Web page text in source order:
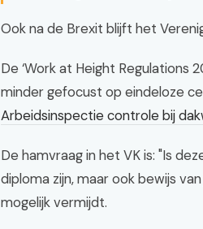
Ook na de Brexit blijft het
De ‘Work at Height Regulations
minder gefocust op eindeloze
Arbeidsinspectie controle bij
De hamvraag in het VK is: "Is
diploma zijn, maar ook bewijs
mogelijk vermijdt.